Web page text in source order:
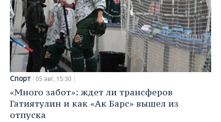
Спорт 05 авг, 15:30
«Много забот»: ждет ли трансферов
Гатиятулин и как «Ак Барс» вышел из
отпуска